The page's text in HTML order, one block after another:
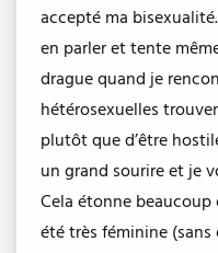
accepté ma
en parler et tente
drague quand je
hétérosexuelles
plutôt que d’être
un grand sourire et je
Cela étonne beaucoup
été très féminine